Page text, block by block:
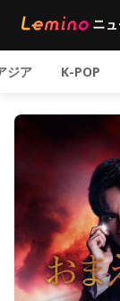
ジア K-POP